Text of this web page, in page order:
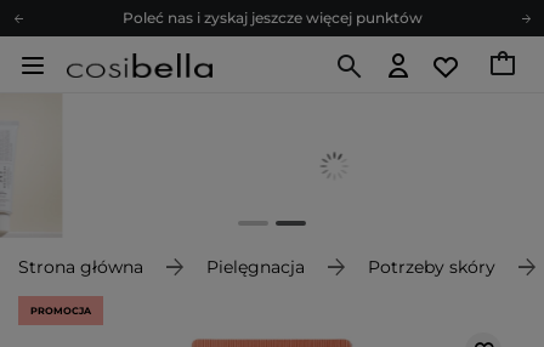
Poleć nas i zyskaj jeszcze więcej punktów
Zapisz się na newsletter pełen porad
Poleć nas i zyskaj jeszcze więcej punktów
Strona główna Pielęgnacja Potrzeby skóry
PROMOCJA